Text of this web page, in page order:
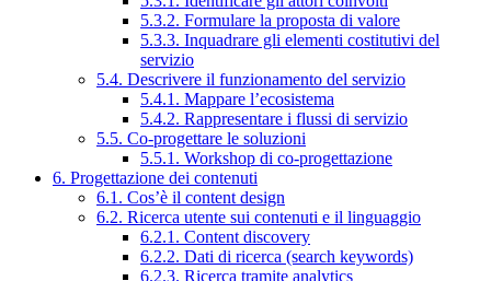
5.3.2. Formulare la proposta di valore
5.3.3. Inquadrare gli elementi costitutivi del
servizio
5.4. Descrivere il funzionamento del servizio
5.4.1. Mappare l’ecosistema
5.4.2. Rappresentare i flussi di servizio
5.5. Co-progettare le soluzioni
5.5.1. Workshop di co-progettazione
6. Progettazione dei contenuti
6.1. Cos’è il content design
6.2. Ricerca utente sui contenuti e il linguaggio
6.2.1. Content discovery
6.2.2. Dati di ricerca (search keywords)
6.2.3. Ricerca tramite analytics